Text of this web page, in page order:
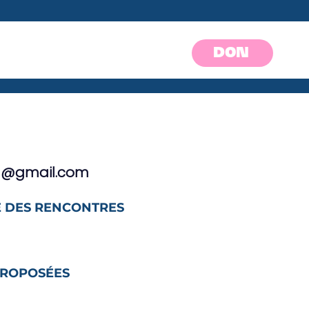
DON
RENCONTRES